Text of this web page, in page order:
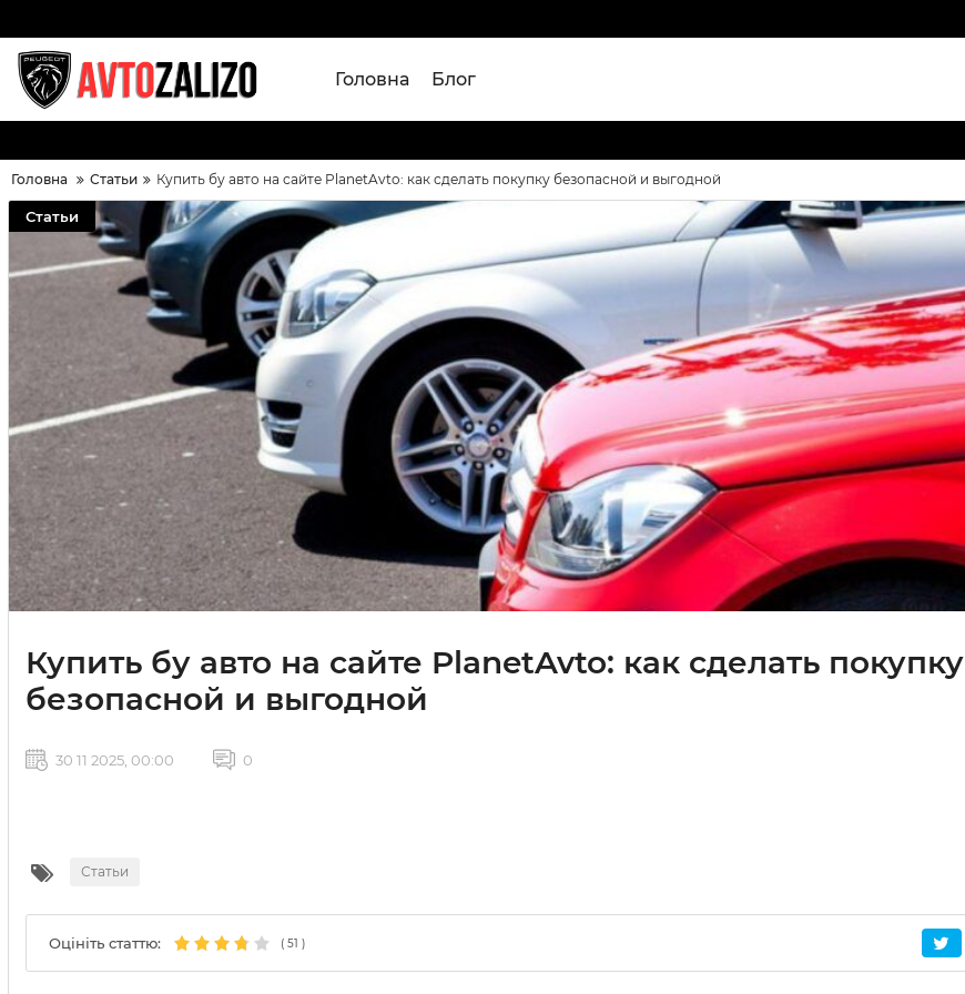
Головна Блог
Головна Статьи Купить бу авто на сайте PlanetAvto: как сделать покупку безопасной и выгодной
Статьи
Купить бу авто на сайте PlanetAvto: как сделать покупку
безопасной и выгодной
30 11 2025, 00:00 0
Статьи
Оцініть статтю: ( 51 )